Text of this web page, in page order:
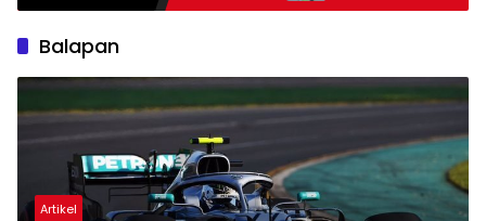
Balapan
Artikel